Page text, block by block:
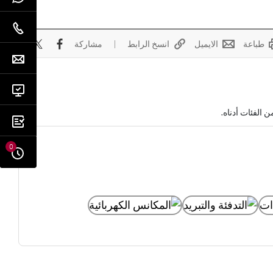
طباعة الايميل انسخ الرابط مشاركة
أدناه.
0